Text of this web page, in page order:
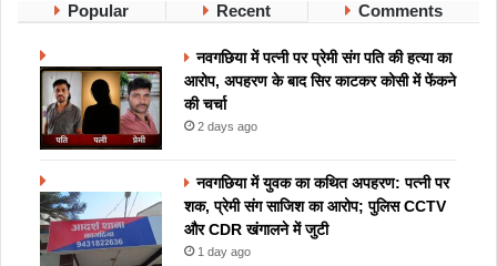
Popular Recent Comments
नवगछिया में पत्नी पर प्रेमी संग पति की हत्या का
आरोप, अपहरण के बाद सिर काटकर कोसी में फेंकने
की चर्चा
2 days ago
नवगछिया में युवक का कथित अपहरण: पत्नी पर
शक, प्रेमी संग साजिश का आरोप; पुलिस CCTV
और CDR खंगालने में जुटी
1 day ago